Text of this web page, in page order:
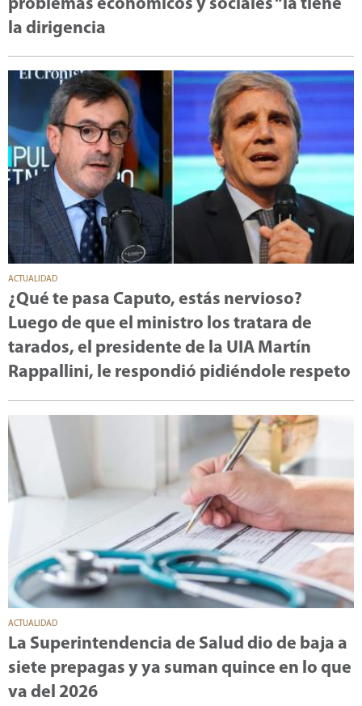
problemas económicos y sociales “la tiene
la dirigencia
ACTUALIDAD
¿Qué te pasa Caputo, estás nervioso?
Luego de que el ministro los tratara de
tarados, el presidente de la UIA Martín
Rappallini, le respondió pidiéndole respeto
ACTUALIDAD
La Superintendencia de Salud dio de baja a
siete prepagas y ya suman quince en lo que
va del 2026